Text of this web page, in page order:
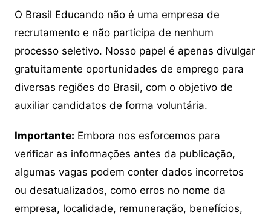
O Brasil Educando não é uma empresa de
recrutamento e não participa de nenhum
processo seletivo. Nosso papel é apenas divulgar
gratuitamente oportunidades de emprego para
diversas regiões do Brasil, com o objetivo de
auxiliar candidatos de forma voluntária.
Importante: Embora nos esforcemos para
verificar as informações antes da publicação,
algumas vagas podem conter dados incorretos
ou desatualizados, como erros no nome da
empresa, localidade, remuneração, benefícios,